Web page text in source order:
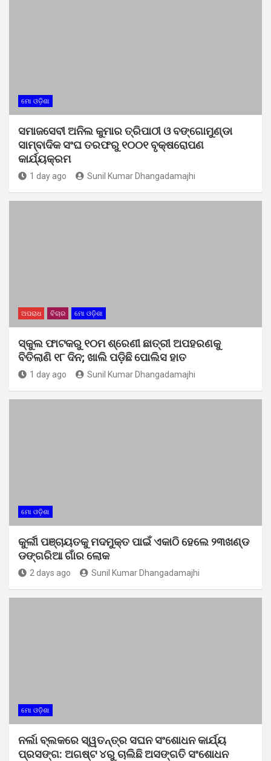
ମୋ ଓଡ଼ିଶା
ସମାଜସେବୀ ଅନିଲ କୁମାର ତ୍ରିପାଠୀ ଓ ବଙ୍ଗୋମୁଣ୍ଡା
ସାମ୍ବାଦିକ ସଂଘ ତରଫରୁ ୧୦୦୧ ବୃକ୍ଷରୋପଣ
କାର୍ଯ୍ୟକ୍ରମ
1 day ago Sunil Kumar Dhangadamajhi
ଅପରାଧ ବିଚାର ମୋ ଓଡ଼ିଶା
ସ୍କୁଲ ଫାଟକରୁ ୧୦ମ ଶ୍ରେଣୀ ଛାତ୍ରୀ ଅପହରଣକୁ
ବିତିଲାଣି ୧୮ ଦିନ; ଖାଲି ପଡ଼ିଛି ପୋଲିସ ହାତ
1 day ago Sunil Kumar Dhangadamajhi
ମୋ ଓଡ଼ିଶା
କୁର୍ଲୀ ପଞ୍ଚାୟତକୁ ମଦମୁକ୍ତ ପାଇଁ ଏକାଠି ହେଲେ ୨୩ଖଣ୍ଡ
ଡଙ୍ଗରିଆ ଗାଁର ଲୋକ
2 days ago Sunil Kumar Dhangadamajhi
ମୋ ଓଡ଼ିଶା
ନର୍ଲା ବ୍ଲକରେ ସ୍ୱତନ୍ତ୍ର ସଘନ ସଂଶୋଧନ କାର୍ଯ୍ୟ
ପ୍ରସଙ୍ଗ: ଅଗଷ୍ଟ ୪ରୁ ଚାଲିଛି ଅସଙ୍ଗତି ସଂଶୋଧନ